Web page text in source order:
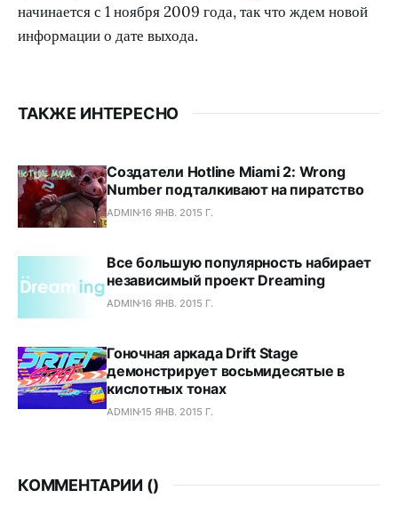
начинается с 1 ноября 2009 года, так что ждем новой
информации о дате выхода.
ТАКЖЕ ИНТЕРЕСНО
Создатели Hotline Miami 2: Wrong
Number подталкивают на пиратство
ADMIN16 ЯНВ. 2015 Г.
Все большую популярность набирает
независимый проект Dreaming
ADMIN16 ЯНВ. 2015 Г.
Гоночная аркада Drift Stage
демонстрирует восьмидесятые в
кислотных тонах
ADMIN15 ЯНВ. 2015 Г.
КОММЕНТАРИИ ()